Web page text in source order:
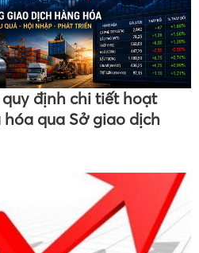
định chi tiết hoạt
qua Sở giao dịch